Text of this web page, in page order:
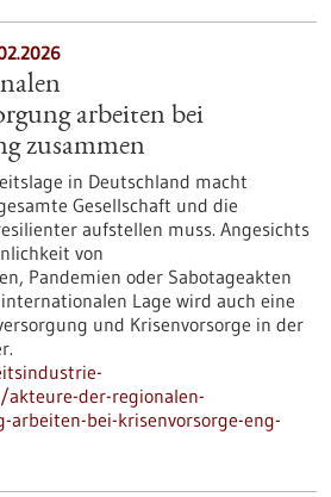
arbeiten bei
zusammen
in Deutschland macht
Gesellschaft und die
aufstellen muss. Angesichts
von
Pandemien oder Sabotageakten
Lage wird auch eine
und Krisenvorsorge in der
der-regionalen-
arbeiten-bei-krisenvorsorge-eng-